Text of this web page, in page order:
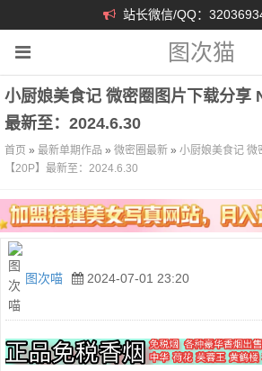
站长微信/QQ：
图次猫
小厨娘美食记 微密圈图片下载分享
最新至：2024.6.30
首页 » 最新单期作品 » 微密圈最新 » 小厨娘美食记 微
【20P】最新至：2024.6.30
图次喵 2024-07-01 23:20